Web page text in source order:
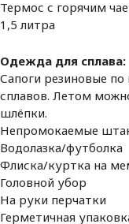
Термос с горячим
1,5 литра
Одежда для сплава:
Сапоги резиновые по
сплавов. Летом
шлёпки.
Непромокаемые
Водолазка/футболка
Флиска/куртка на
Головной убор
На руки перчатки
Герметичная